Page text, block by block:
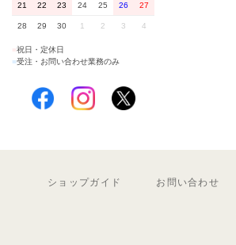
21 22 23 24 25 26 27
28 29 30 1 2 3 4
祝日・定休日
■受注・お問い合わせ業務のみ
ショップガイド お問い合わせ